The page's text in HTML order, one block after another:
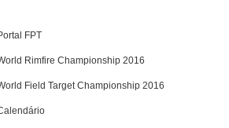
FPT
Rimfire Championship 2016
Field Target Championship 2016